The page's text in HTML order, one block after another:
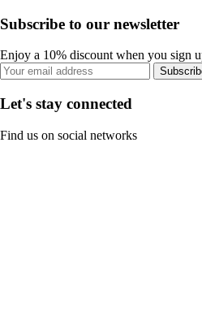
Subscribe to our newsletter
Enjoy a 10% discount when you sign
Let's stay connected
Find us on social networks